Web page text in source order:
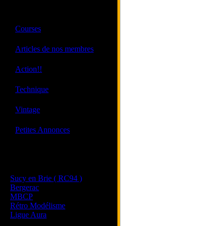
Courses
Articles de nos membres
Action!!
Technique
Vintage
Petites Annonces
Sucy en Brie ( RC94 )
Bergerac
MBCP
Rétro Modélisme
Ligue Aura